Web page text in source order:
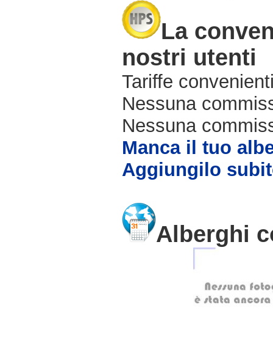
La
nostri utenti
Tariffe
Nessuna
Nessuna
Manca il tuo
Aggiungilo
Alberghi